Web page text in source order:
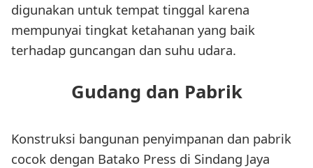
digunakan untuk tempat tinggal karena
mempunyai tingkat ketahanan yang baik
terhadap guncangan dan suhu udara.
Gudang dan Pabrik
Konstruksi bangunan penyimpanan dan pabrik
cocok dengan Batako Press di Sindang Jaya